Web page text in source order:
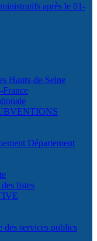
après le 01-
Hauts-de-Seine
France
Département
listes
des services publics